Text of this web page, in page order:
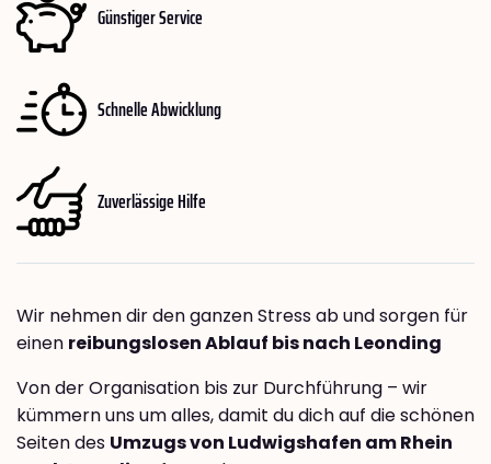
Günstiger Service
Schnelle Abwicklung
Zuverlässige Hilfe
Wir nehmen dir den ganzen Stress ab und sorgen für
einen reibungslosen Ablauf bis nach Leonding
Von der Organisation bis zur Durchführung – wir
kümmern uns um alles, damit du dich auf die schönen
Seiten des Umzugs von Ludwigshafen am Rhein